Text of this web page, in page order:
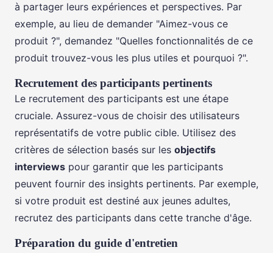
à partager leurs expériences et perspectives. Par
exemple, au lieu de demander "Aimez-vous ce
produit ?", demandez "Quelles fonctionnalités de ce
produit trouvez-vous les plus utiles et pourquoi ?".
Recrutement des participants pertinents
Le recrutement des participants est une étape
cruciale. Assurez-vous de choisir des utilisateurs
représentatifs de votre public cible. Utilisez des
critères de sélection basés sur les objectifs
interviews pour garantir que les participants
peuvent fournir des insights pertinents. Par exemple,
si votre produit est destiné aux jeunes adultes,
recrutez des participants dans cette tranche d'âge.
Préparation du guide d'entretien